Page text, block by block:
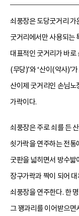
쇠풍장은 도당굿거리
굿거리에서만 사용되는
대표적인 굿거리가 바로
(무당)’와 ‘산이(악사)’
산이제 굿거리인 손님
가락이다.
쇠풍장은 주로 쇠를 든
쇳가락을 연주하는 전통
굿판을 넓히면서 방수밟
장구가락과 짝이 되어
쇠풍장을 연주한다. 한
그 꽹과리를 이어받으면